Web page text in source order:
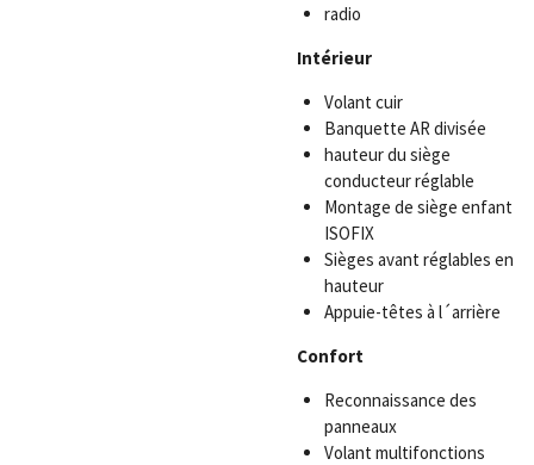
radio
Intérieur
Volant cuir
Banquette AR divisée
hauteur du siège
conducteur réglable
Montage de siège enfant
ISOFIX
Sièges avant réglables en
hauteur
Appuie-têtes à l´arrière
Confort
Reconnaissance des
panneaux
Volant multifonctions